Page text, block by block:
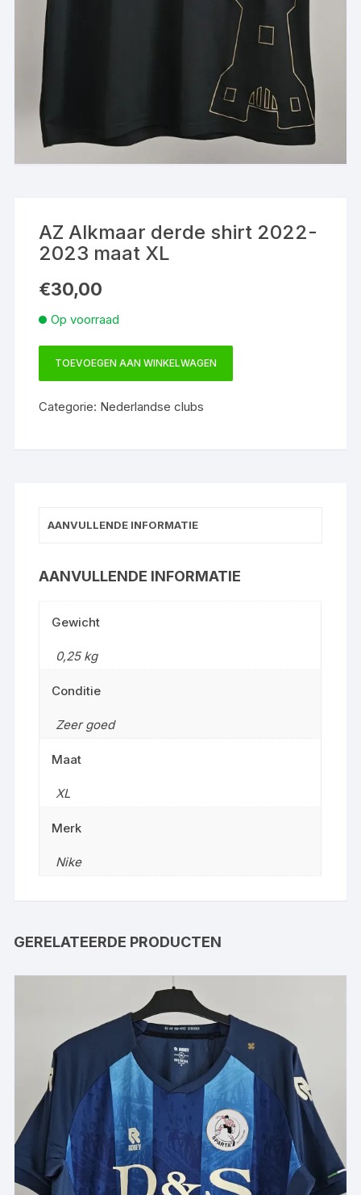
AZ Alkmaar derde shirt 2022-
2023 maat XL
€30,00
Op voorraad
derde
aantal
TOEVOEGEN AAN WINKELWAGEN
Categorie: Nederlandse clubs
AANVULLENDE INFORMATIE
AANVULLENDE INFORMATIE
Gewicht
0,25 kg
Conditie
Zeer goed
Maat
XL
Merk
Nike
GERELATEERDE PRODUCTEN